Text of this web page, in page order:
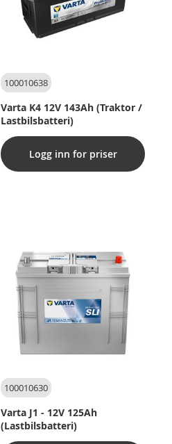
100010638
Varta K4 12V 143Ah (Traktor /
Lastbilsbatteri)
Logg inn for priser
100010630
Varta J1 - 12V 125Ah
(Lastbilsbatteri)